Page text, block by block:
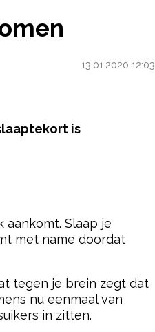
13.01.2020 12:03
is
Slaap je
met name doordat
tegen je brein zegt dat
nu eenmaal van
in zitten.